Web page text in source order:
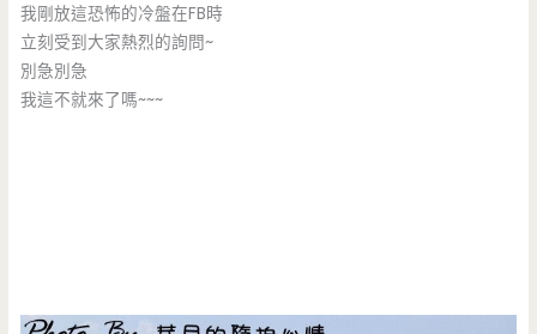
我剛放這恐怖的冷盤在FB時
立刻受到大家熱烈的詢問~
別急別急
我這不就來了嗎~~~